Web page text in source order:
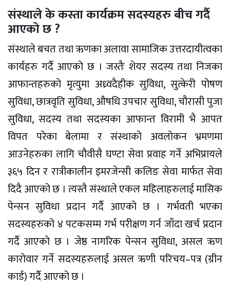
संस्थाले के कस्ता कार्यक्रम सदस्यहरु बीच गर्दै
आएको छ ?
संस्थाले बचत तथा ऋणका अलावा सामाजिक उत्तरदायीत्वका
कार्यहरु गर्दै आएको छ । जस्तैः शेयर सदस्य तथा निजका
आफान्तहरुको मृत्युमा अध्र्वदैहीक सुविधा, सुत्केरी पोषण
सुविधा, छात्रवृति सुविधा, औषधि उपचार सुविधा, चौरासी पुजा
सुविधा, सदस्य तथा सदस्यका आफान्त विरामी भै आपत
विपत परेका बेलामा र संस्थाको अवलोकन भ्रमणमा
आउनेहरुका लागि चौवीसै घण्टा सेवा प्रवाह गर्ने अभिप्रायले
३६५ दिन र रात्रीकालीन इमरजेन्सी कलिङ सेवा मार्फत सेवा
दिदै आएको छ । त्यस्तै संस्थाले एकल महिलाहरुलाई मासिक
पेन्सन सुविधा प्रदान गर्दै आएको छ । गर्भवती भएका
सदस्यहरुको ४ पटकसम्म गर्भ परीक्षण गर्न जाँदा खर्च प्रदान
गर्दै आएको छ । जेष्ठ नागरिक पेन्सन सुविधा, असल ऋण
कारोवार गर्ने सदस्यहरुलाई असल ऋणी परिचय–पत्र (ग्रीन
कार्ड) गर्दै आएको छ ।